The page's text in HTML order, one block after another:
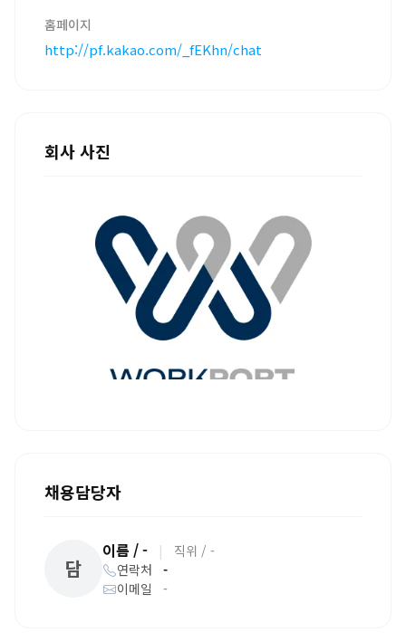
홈페이지
http://pf.kakao.com/_fEKhn/chat
회사 사진
채용담당자
담
이름 / - |
직위 / -
연락처 -
이메일 -